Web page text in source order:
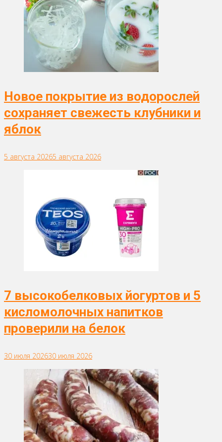
Новое покрытие из водорослей
сохраняет свежесть клубники и
яблок
5 августа 20265 августа 2026
7 высокобелковых йогуртов и 5
кисломолочных напитков
проверили на белок
30 июля 202630 июля 2026